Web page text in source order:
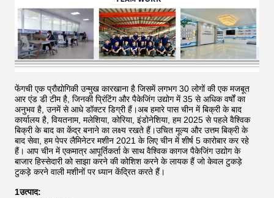
फेंगची एक प्रौद्योगिकी उन्मुख कारखाना है जिसमें लगभग 30 लोगों की एक मजबूत
आर एंड डी टीम है, जिनकी प्रिंटिंग और पैकेजिंग उद्योग में 35 से अधिक वर्षों का
अनुभव है, उनमें से आधे डॉक्टर डिग्री हैं।अब हमारे पास चीन में बिक्री के बाद
कार्यालय है, वियतनाम, मलेशिया, कोरिया, इंडोनेशिया, हम 2025 से पहले वैश्विक
बिक्री के बाद का केंद्र बनाने का लक्ष्य रखते हैं।उचित मूल्य और उत्तम बिक्री के
बाद सेवा, हम पेपर लैमिनेटर मशीन 2021 के लिए चीन में शीर्ष 5 कारोबार कर रहे
हैं। आप चीन में एकमात्र आपूर्तिकर्ता के साथ वैश्विक कागज पैकेजिंग उद्योग के
बाजार हिस्सेदारी को साझा करने की कोशिश करने के लायक हैं जो केवल टुकड़े
टुकड़े करने वाली मशीनों पर ध्यान केंद्रित करते हैं।
1उत्पाद: